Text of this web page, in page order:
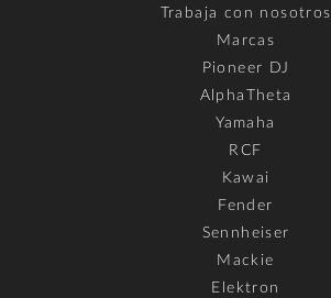
Trabaja con nosotros
Marcas
Pioneer DJ
AlphaTheta
Yamaha
RCF
Kawai
Fender
Sennheiser
Mackie
Elektron